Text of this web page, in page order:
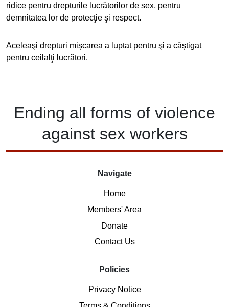
ridice pentru drepturile lucrătorilor de sex, pentru
demnitatea lor de protecţie şi respect.
Aceleaşi drepturi mişcarea a luptat pentru şi a câştigat
pentru ceilalţi lucrători.
Ending all forms of violence
against sex workers
Navigate
Home
Members' Area
Donate
Contact Us
Policies
Privacy Notice